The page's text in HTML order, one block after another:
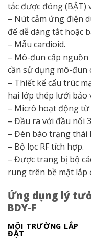
tắc được đóng (BẬT)
– Nút cảm ứng điện
để dễ dàng tắt hoặc
– Mẫu cardioid.
– Mô-đun cấp
cần sử dụng mô-đun
– Thiết kế cấu trúc
hai lớp thép lưới bảo
– Micrô hoạt động từ
– Đầu ra với đầu nối
– Đèn báo trạng thái
– Bộ lọc RF tích hợp.
– Được trang bị bộ
rung trên bề mặt lắp
Ứng dụng lý
BDY-F
MÔI TRƯỜNG LẮP
ĐẶT